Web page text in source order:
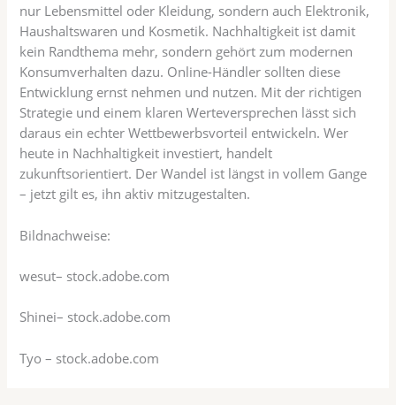
nur Lebensmittel oder Kleidung, sondern auch Elektronik,
Haushaltswaren und Kosmetik. Nachhaltigkeit ist damit
kein Randthema mehr, sondern gehört zum modernen
Konsumverhalten dazu. Online-Händler sollten diese
Entwicklung ernst nehmen und nutzen. Mit der richtigen
Strategie und einem klaren Werteversprechen lässt sich
daraus ein echter Wettbewerbsvorteil entwickeln. Wer
heute in Nachhaltigkeit investiert, handelt
zukunftsorientiert. Der Wandel ist längst in vollem Gange
– jetzt gilt es, ihn aktiv mitzugestalten.
Bildnachweise:
wesut– stock.adobe.com
Shinei– stock.adobe.com
Tyo – stock.adobe.com